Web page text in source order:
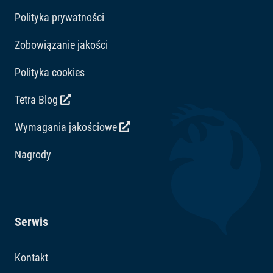
Polityka prywatności
Zobowiązanie jakości
Polityka cookies
Tetra Blog
Wymagania jakościowe
Nagrody
Serwis
Kontakt